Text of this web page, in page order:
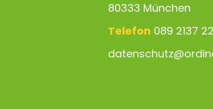
80333 München
Telefon 089 2137